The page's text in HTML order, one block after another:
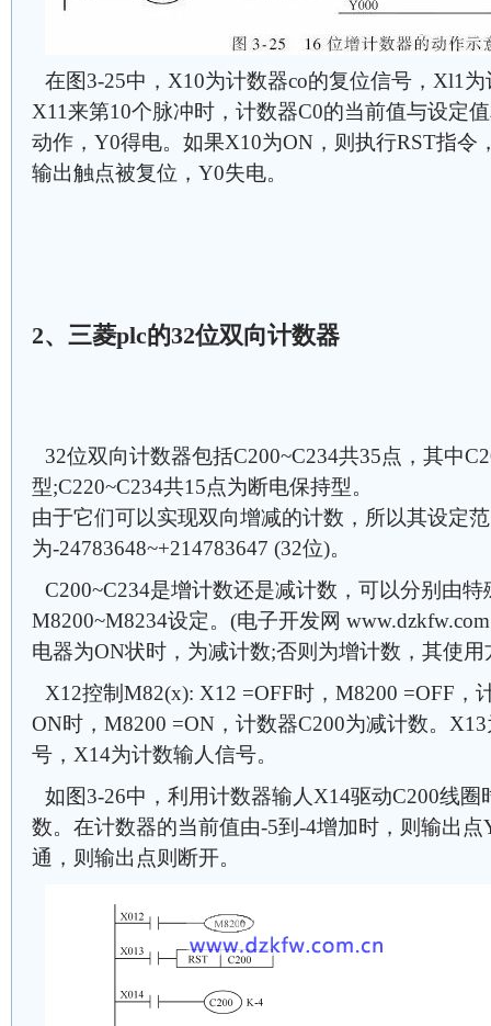
在图3-25中，X10为计数器co的复位信号，Xl1
X11来第10个脉冲时，计数器C0的当前值与设定
动作，Y0得电。如果X10为ON，则执行RST指令
输出触点被复位，Y0失电。
2、三菱plc的32位双向计数器
32位双向计数器包括C200~C234共35点，其中
型;C220~C234共15点为断电保持型。
由于它们可以实现双向增减的计数，所以其设定
为-24783648~+214783647 (32位)。
C200~C234是增计数还是减计数，可以分别由
M8200~M8234设定。(电子开发网
电器为ON状时，为减计数;否则为增计数，其使
X12控制M82(x): X12 =OFF时，M8200 =OFF，
ON时，M8200 =ON，计数器C200为减计数。
号，X14为计数输人信号。
如图3-26中，利用计数器输人X14驱动C200线
数。在计数器的当前值由-5到-4增加时，则输出
通，则输出点则断开。